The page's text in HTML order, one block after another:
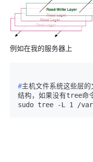
例如在我的服务器上
#主机文件系统这些
结构，如果没有tree命